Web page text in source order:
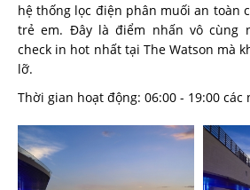
hệ thống lọc điện phân muối an toàn
trẻ em. Đây là điểm nhấn vô cùng
check in hot nhất tại The Watson mà
lỡ.
Thời gian hoạt động: 06:00 - 19:00 các